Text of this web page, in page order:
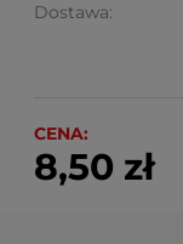
Dostawa:
Cena nie
CENA:
8,50 zł